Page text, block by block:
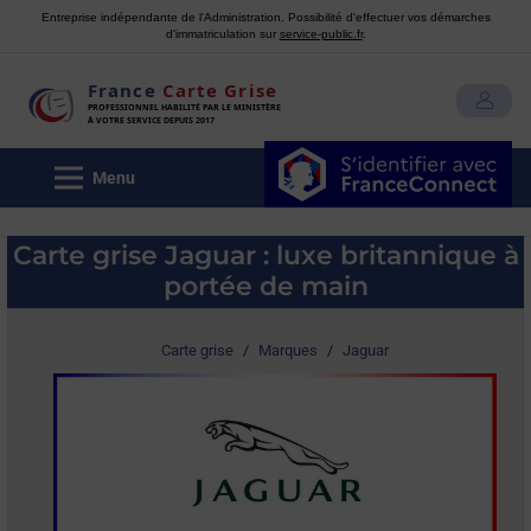
Entreprise indépendante de l'Administration. Possibilité d'effectuer vos démarches
d'immatriculation sur service-public.fr.
France Carte Grise
PROFESSIONNEL HABILITÉ PAR LE MINISTÈRE
À VOTRE SERVICE DEPUIS 2017
Menu
Carte grise Jaguar : luxe britannique à
portée de main
Carte grise / Marques / Jaguar